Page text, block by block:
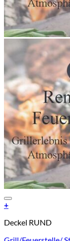
+
Deckel RUND